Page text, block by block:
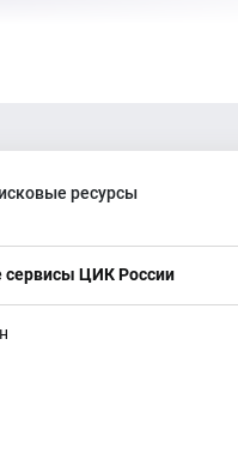
заседания ТИК Аксайского
ресурсы
ЦИК России